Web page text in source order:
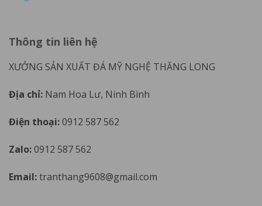
Thông tin liên hệ
XƯỞNG SẢN XUẤT ĐÁ MỸ NGHỆ THĂNG LONG
Địa chỉ: Nam Hoa Lư, Ninh Bình
Điện thoại:0912 587 562
Zalo:0912 587 562
Email:tranthang9608@gmail.com